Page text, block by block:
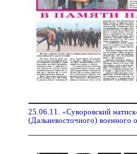
25.06.11. «Суворовский
(Дальневосточного) военного